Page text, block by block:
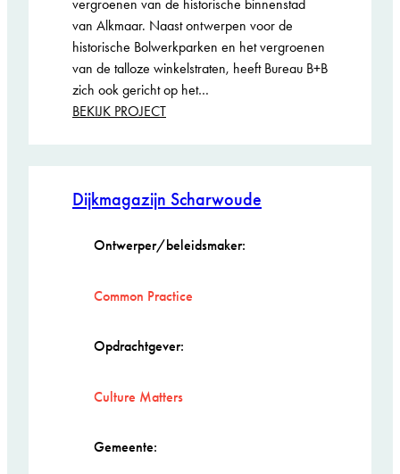
vergroenen van de historische binnenstad
van Alkmaar. Naast ontwerpen voor de
historische Bolwerkparken en het vergroenen
van de talloze winkelstraten, heeft Bureau B+B
zich ook gericht op het…
BEKIJK PROJECT:
ARIE KEPPLER
Dijkmagazijn Scharwoude
Ontwerper/beleidsmaker:
Common Practice
Opdrachtgever:
Culture Matters
Gemeente: